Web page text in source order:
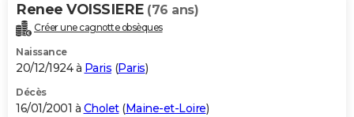
Renee VOISSIERE (76 ans)
Créer une cagnotte obsèques
Naissance
20/12/1924 à Paris (Paris)
Décès
16/01/2001 à Cholet(Maine-et-Loire)